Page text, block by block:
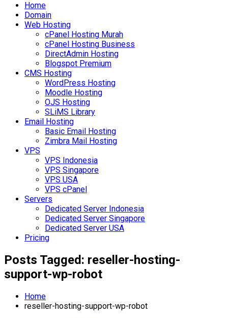
Home
Domain
Web Hosting
cPanel Hosting Murah
cPanel Hosting Business
DirectAdmin Hosting
Blogspot Premium
CMS Hosting
WordPress Hosting
Moodle Hosting
OJS Hosting
SLiMS Library
Email Hosting
Basic Email Hosting
Zimbra Mail Hosting
VPS
VPS Indonesia
VPS Singapore
VPS USA
VPS cPanel
Servers
Dedicated Server Indonesia
Dedicated Server Singapore
Dedicated Server USA
Pricing
Posts Tagged: reseller-hosting-
support-wp-robot
Home
reseller-hosting-support-wp-robot